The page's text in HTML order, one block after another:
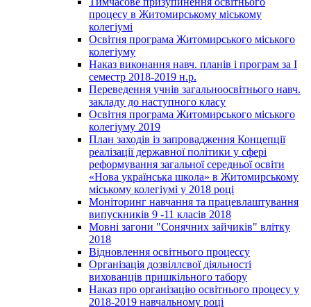
процесу в Житомирському міському
колегіумі
Освітня програма Житомирського міського
колегіуму
Наказ виконання навч. планів і програм за І
семестр 2018-2019 н.р.
Переведення учнів загальноосвітнього навч.
закладу до наступного класу
Освітня програма Житомирського міського
колегіуму 2019
План заходів із запровадження Концепції
реалізації державної політики у сфері
реформування загальної середньої освіти
«Нова українська школа» в Житомирському
міському колегіумі у 2018 році
Моніторинг навчання та працевлаштування
випускників 9 -11 класів 2018
Мовні загони "Сонячних зайчиків" влітку
2018
Відновлення освітнього процессу
Організація дозвіллєвої діяльності
вихованців пришкільного табору
Наказ про організацію освітнього процесу у
2018-2019 навчальному році